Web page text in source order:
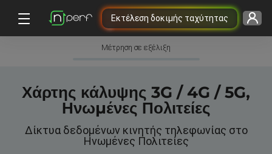
Εκτέλεση δοκιμής ταχύτητας
Μέτρηση σε εξέλιξη
Χάρτης κάλυψης 3G / 4G / 5G,
Ηνωμένες Πολιτείες
Δίκτυα δεδομένων κινητής τηλεφωνίας στο
Ηνωμένες Πολιτείες